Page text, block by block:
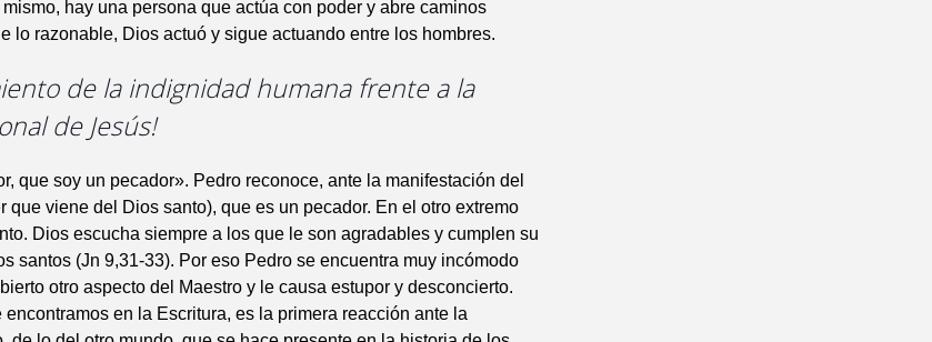
hay una persona que actúa con poder y abre caminos
lo razonable, Dios actuó y sigue actuando entre los hombres.
de la indignidad humana frente a la
de Jesús!
que soy un pecador». Pedro reconoce, ante la manifestación del
que viene del Dios santo), que es un pecador. En el otro extremo
Dios escucha siempre a los que le son agradables y cumplen su
santos (Jn 9,31-33). Por eso Pedro se encuentra muy incómodo
otro aspecto del Maestro y le causa estupor y desconcierto.
en la Escritura, es la primera reacción ante la